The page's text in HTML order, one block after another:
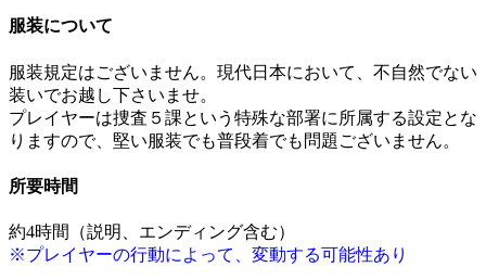
服装について
服装規定はございません。現代日本において、不自然でない
装いでお越し下さいませ。
プレイヤーは捜査５課という特殊な部署に所属する設定とな
りますので、堅い服装でも普段着でも問題ございません。
所要時間
約4時間（説明、エンディング含む）
※プレイヤーの行動によって、変動する可能性あり